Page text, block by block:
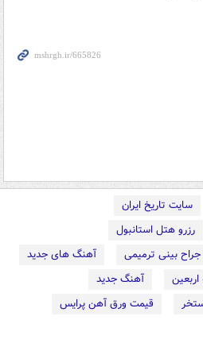
سایت تاریخ ایران
رزرو هتل استانبول
جراح بینی ترمیمی
آهنگ های جدید
آهنگ جدید
قیمت ورق آهن پرایس